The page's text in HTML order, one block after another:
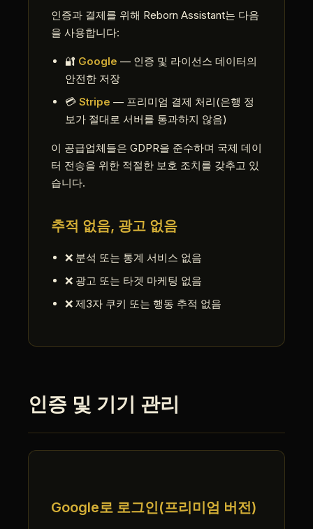
인증과 결제를 위해 Reborn Assistant는 다음
을 사용합니다:
🔐 Google — 인증 및 라이선스 데이터의
안전한 저장
💳 Stripe — 프리미엄 결제 처리(은행 정
보가 절대로 서버를 통과하지 않음)
이 공급업체들은 GDPR을 준수하며 국제 데이
터 전송을 위한 적절한 보호 조치를 갖추고 있
습니다.
추적 없음, 광고 없음
❌ 분석 또는 통계 서비스 없음
❌ 광고 또는 타겟 마케팅 없음
❌ 제3자 쿠키 또는 행동 추적 없음
인증 및 기기 관리
Google로 로그인(프리미엄 버전)